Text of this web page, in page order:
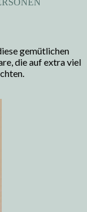
gemütlichen
die auf extra viel